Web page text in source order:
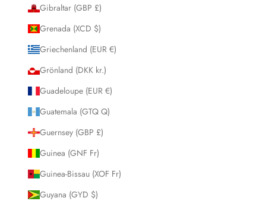
Gibraltar (GBP £)
Grenada (XCD $)
Griechenland (EUR €)
Grönland (DKK kr.)
Guadeloupe (EUR €)
Guatemala (GTQ Q)
Guernsey (GBP £)
Guinea (GNF Fr)
Guinea-Bissau (XOF Fr)
Guyana (GYD $)